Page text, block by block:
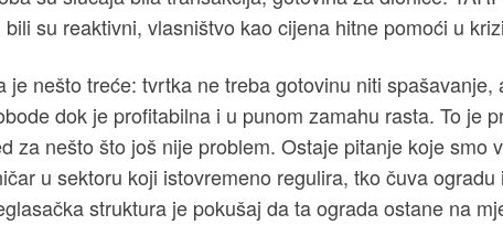
su reaktivni, vlasništvo kao cijena hitne pomoći u
je nešto treće: tvrtka ne treba gotovinu niti spašavanje,
dok je profitabilna i u punom zamahu rasta. To je
za nešto što još nije problem. Ostaje pitanje koje smo
u sektoru koji istovremeno regulira, tko čuva
struktura je pokušaj da ta ograda ostane na